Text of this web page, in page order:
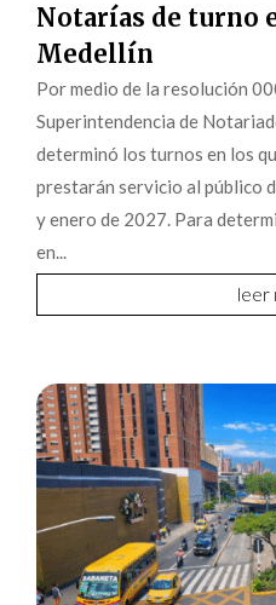
Notarías de turno
Medellín
Por medio de la resolución
Superintendencia de
determinó los turnos en los
prestarán servicio al público
y enero de 2027. Para
en...
leer